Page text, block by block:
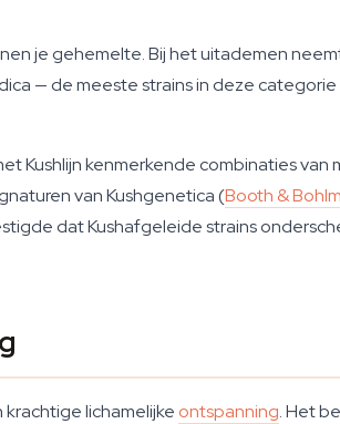
je gehemelte. Bij het uitademen
— de meeste strains in deze
Kushlijn kenmerkende combinaties
van Kushgenetica (Booth &
dat Kushafgeleide strains
lichamelijke ontspanning. Het